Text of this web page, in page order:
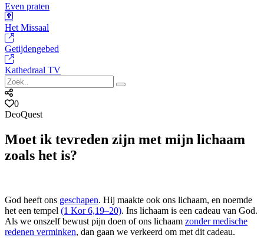
Even praten
Het Missaal
Getijdengebed
Kathedraal TV
0
DeoQuest
Moet ik tevreden zijn met mijn lichaam
zoals het is?
God heeft ons geschapen. Hij maakte ook ons lichaam, en noemde
het een tempel (1 Kor 6,19–20). Ins lichaam is een cadeau van God.
Als we onszelf bewust pijn doen of ons lichaam zonder medische
redenen verminken, dan gaan we verkeerd om met dit cadeau.